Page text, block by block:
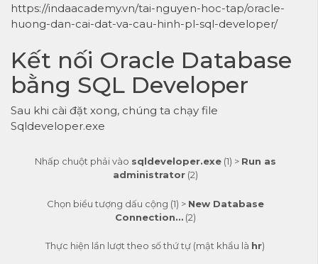
https://indaacademy.vn/tai-nguyen-hoc-tap/oracle-
huong-dan-cai-dat-va-cau-hinh-pl-sql-developer/
Kết nối Oracle Database
bằng SQL Developer
Sau khi cài đặt xong, chúng ta chạy file
Sqldeveloper.exe
Nhấp chuột phải vào sqldeveloper.exe(1) > Run as
administrator(2)
Chọn biểu tượng dấu cộng (1) > New Database
Connection…(2)
Thực hiện lần lượt theo số thứ tự (mật khẩu là hr)